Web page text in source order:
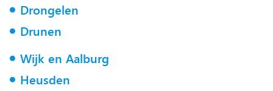
Drongelen
Drunen
Wijk en Aalburg
Heusden